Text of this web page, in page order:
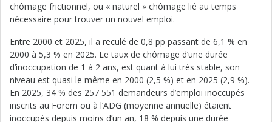
chômage frictionnel, ou « naturel » chômage lié au temps
nécessaire pour trouver un nouvel emploi.
Entre 2000 et 2025, il a reculé de 0,8 pp passant de 6,1 % en
2000 à 5,3 % en 2025. Le taux de chômage d’une durée
d’inoccupation de 1 à 2 ans, est quant à lui très stable, son
niveau est quasi le même en 2000 (2,5 %) et en 2025 (2,9 %).
En 2025, 34 % des 257 551 demandeurs d’emploi inoccupés
inscrits au Forem ou à l’ADG (moyenne annuelle) étaient
inoccupés depuis moins d’un an, 18 % depuis une durée